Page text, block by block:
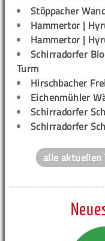
Stöppacher
Hammertor |
Hammertor |
Schirradorfer
Turm
Hirschbacher
Eichenmühler
Schirradorfer
Schirradorfer
alle aktuellen